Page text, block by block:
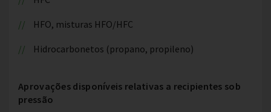
HFO, misturas HFO/HFC
Hidrocarbonetos (propano, propileno)
Aprovações disponíveis relativas a recipientes sob
pressão